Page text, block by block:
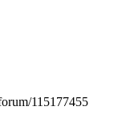
115177455